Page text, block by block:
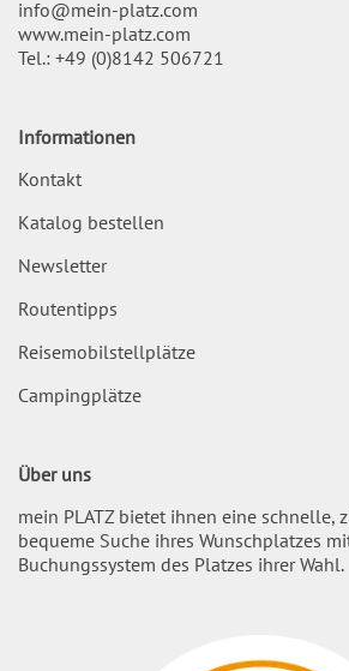
info@mein-platz.com
www.mein-platz.com
Tel.: +49 (0)8142 506721
Informationen
Kontakt
Katalog bestellen
Newsletter
Routentipps
Reisemobilstellplätze
Campingplätze
Über uns
mein PLATZ bietet ihnen eine schnelle,
bequeme Suche ihres Wunschplatzes
Buchungssystem des Platzes ihrer Wahl.